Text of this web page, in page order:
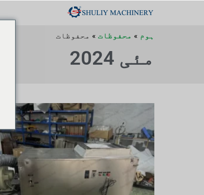
ہوم » محفوظات » محفوظات
مئی 2024